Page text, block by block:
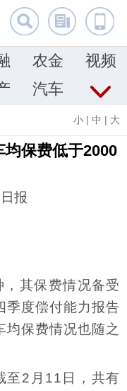
农金
视频
汽车
小 | 中 | 大
保费低于2000
报
其保费情况备受
季度偿付能力报告
保费情况也随之
至2月11日，共有